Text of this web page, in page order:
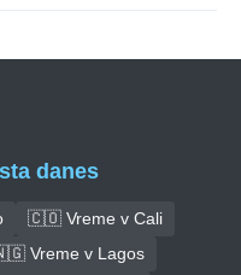
danes
🇨🇴 Vreme v Cali
Vreme v Lagos